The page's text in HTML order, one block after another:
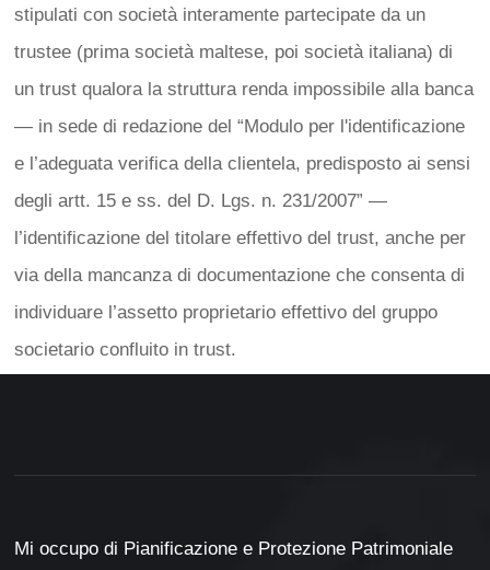
stipulati con società interamente partecipate da un
trustee (prima società maltese, poi società italiana) di
un trust qualora la struttura renda impossibile alla banca
— in sede di redazione del “Modulo per l'identificazione
e l’adeguata verifica della clientela, predisposto ai sensi
degli artt. 15 e ss. del D. Lgs. n. 231/2007” —
l’identificazione del titolare effettivo del trust, anche per
via della mancanza di documentazione che consenta di
individuare l’assetto proprietario effettivo del gruppo
societario confluito in trust.
Mi occupo di Pianificazione e Protezione Patrimoniale